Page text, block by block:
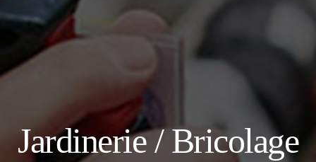
Jardinerie / Bricolage